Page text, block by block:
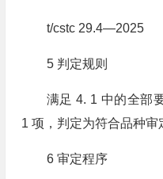
t/cstc 29.4—2025
5 判定规则
满足 4. 1 中的全部
1 项，判定为符合品种审
6 审定程序